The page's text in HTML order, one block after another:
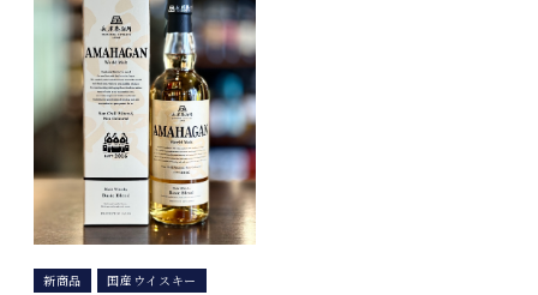
新商品 国産ウイスキー